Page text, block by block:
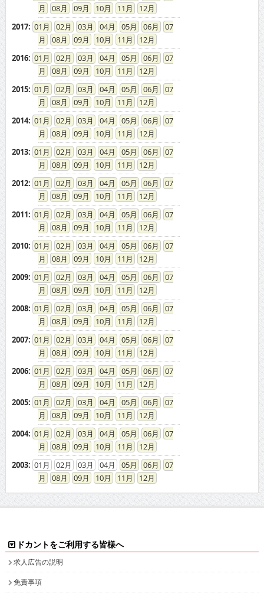
01 02 03 04 05 06
08
09 10 11
12
01 02 03 04 05 06
08
09 10 11
12
01 02 03 04 05 06
08
09 10 11
12
01 02 03 04 05 06
08
09 10 11
12
01 02 03 04 05 06
08
09 10 11
12
01 02 03 04 05 06
08
09 10 11
12
01 02 03 04 05 06
08
09 10 11
12
01 02 03 04 05 06
08
09 10 11
12
01 02 03 04 05 06
08
09 10 11
12
01 02 03 04 05 06
08
09 10 11
12
01 02 03 04 05 06
08
09 10 11
12
01 02 03 04 05 06
08
09 10 11
12
01 02 03 04 05 06
08
09 10 11
12
01 02 03 04 05 06
08
09 10 11
12
01 02 03 04 05 06
08
09 10 11 12
求人広告の説明
免責事項
特商法に基づく表示